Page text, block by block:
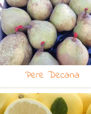
Pere Decana